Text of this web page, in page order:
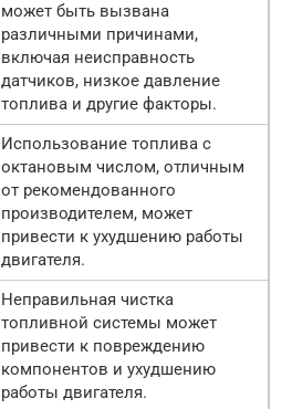
может быть вызвана
различными причинами,
включая неисправность
датчиков, низкое давление
топлива и другие факторы.
Использование топлива с
октановым числом, отличным
от рекомендованного
производителем, может
привести к ухудшению работы
двигателя.
Неправильная чистка
топливной системы может
привести к повреждению
компонентов и ухудшению
работы двигателя.